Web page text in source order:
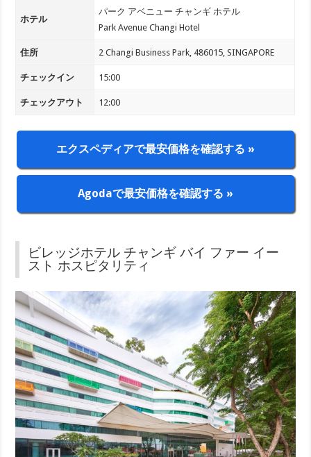
ホテル
パーク アベニュー チャンギ ホテル
Park Avenue Changi Hotel
住所 2 Changi Business Park, 486015, SINGAPORE
チェックイン 15:00
チェックアウト 12:00
エクスペディアで最安価格を確認する »
Agodaで最安価格を確認する »
ビレッジホテル チャンギ バイ ファー イー
スト ホスピタリティ